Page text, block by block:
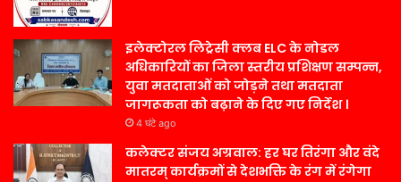
इलेक्टोरल लिट्रेसी क्लब ELC के नोडल
अधिकारियों का जिला स्तरीय प्रशिक्षण सम्पन्न,
युवा मतदाताओं को जोड़ने तथा मतदाता
जागरूकता को बढ़ाने के दिए गए निर्देश ।
4 घंटे ago
कलेक्टर संजय अग्रवाल: हर घर तिरंगा और वंदे
मातरम् कार्यक्रमों से देशभक्ति के रंग में रंगेगा